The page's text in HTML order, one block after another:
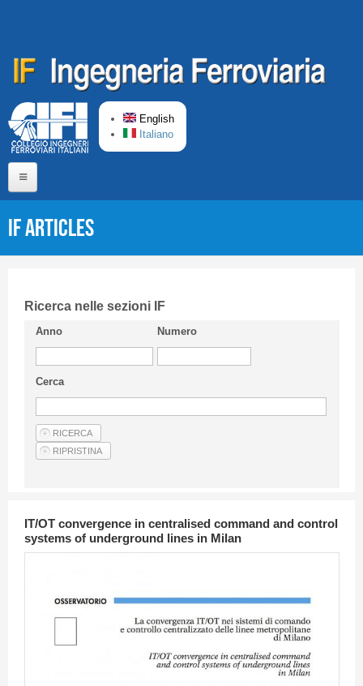
English
Italiano
Short presentation CIFI
Guideline
Privacy & Policy
Articles
IF articles
Ricerca nelle sezioni IF
Anno Numero
Cerca
IT/OT convergence in centralised command and control
systems of underground lines in Milan